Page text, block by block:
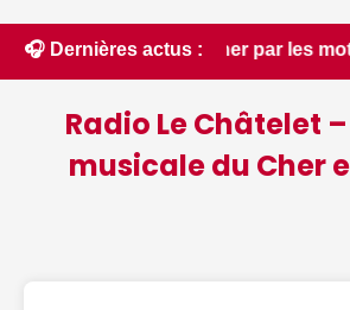
🎧 Dernières actus :
les motards au profit
Radio Le Châtelet
musicale du Cher